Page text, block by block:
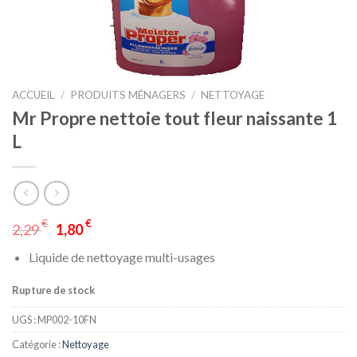
ACCUEIL / PRODUITS MÉNAGERS / NETTOYAGE
Mr Propre nettoie tout fleur naissante 1
L
2,29€ 1,80€
Liquide de nettoyage multi-usages
Rupture de stock
UGS :MP002-10FN
Catégorie :Nettoyage